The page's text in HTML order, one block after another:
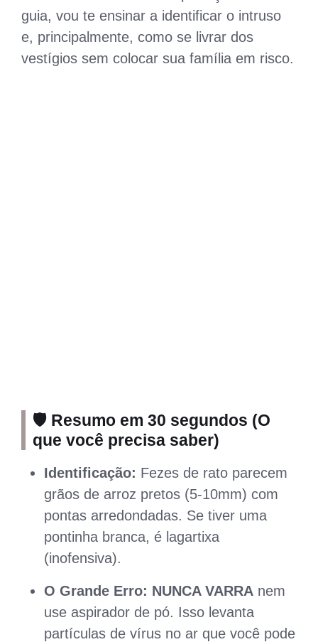
guia, vou te ensinar a identificar o intruso
e, principalmente, como se livrar dos
vestígios sem colocar sua família em risco.
🛡️ Resumo em 30 segundos (O
que você precisa saber)
Identificação: Fezes de rato parecem
grãos de arroz pretos (5-10mm) com
pontas arredondadas. Se tiver uma
pontinha branca, é lagartixa
(inofensiva).
O Grande Erro: NUNCA VARRA nem
use aspirador de pó. Isso levanta
partículas de vírus no ar que você pode